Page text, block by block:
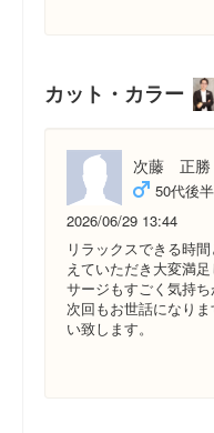
カット・カラー
次藤 正勝
50代後半
2026/06/29 13:44
リラックスできる時
えていただき大変満
サージもすごく気持ち
次回もお世話になり
い致します。